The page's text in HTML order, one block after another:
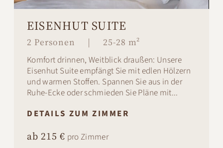
EISENHUT SUITE
2 Personen |
25-28 m²
Komfort drinnen, Weitblick draußen: Unsere
Eisenhut Suite empfängt Sie mit edlen Hölzern
und warmen Stoffen. Spannen Sie aus in der
Ruhe-Ecke oder schmieden Sie Pläne mit...
DETAILS ZUM ZIMMER
ab 215 € pro Zimmer